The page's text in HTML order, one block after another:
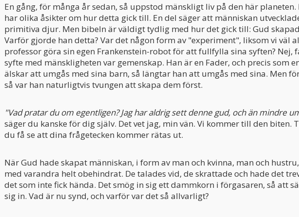
En gång, för många år sedan, så uppstod mänskligt liv på den här
har olika åsikter om hur detta gick till. En del säger att människan
primitiva djur. Men bibeln är väldigt tydlig med hur det gick till: Gud
Varför gjorde han detta? Var det någon form av "experiment", liksom vi väl
professor göra sin egen Frankenstein-robot för att fullfylla sina syften? Nej,
syfte med mänskligheten var gemenskap. Han är en Fader, och precis som
älskar att umgås med sina barn, så längtar han att umgås med sina. Men
så var han naturligtvis tvungen att skapa dem först.
"Vad pratar du om egentligen? Jag har aldrig sett denne gud, och än mindre
säger du kanske för dig själv. Det vet jag, min vän. Vi kommer till den biten.
du få se att dina frågetecken kommer rätas ut.
När Gud hade skapat människan, i form av man och kvinna, man och
med varandra helt obehindrat. De talades vid, de skrattade och hade det
det som inte fick hända. Det smög in sig ett dammkorn i förgasaren, så att
sig in. Vad är nu synd, och varför var det så allvarligt?